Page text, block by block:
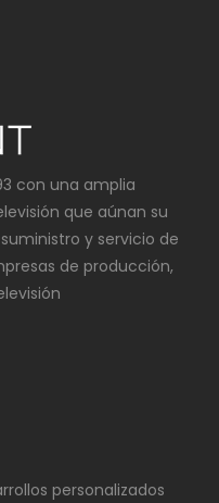
con una amplia
que aúnan su
y servicio de
de producción,
personalizados